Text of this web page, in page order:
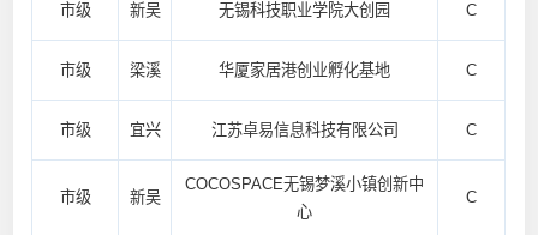
市级 新吴 无锡科技职业学院大创园 C
市级 梁溪 华厦家居港创业孵化基地 C
市级 宜兴 江苏卓易信息科技有限公司 C
市级 新吴
COCOSPACE无锡梦溪小镇创新中
心
C